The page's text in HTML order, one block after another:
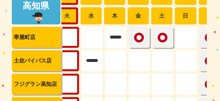
高知県
月 火 水 木 金 土 日
帯屋町店
土佐バイパス店
フジグラン高知店